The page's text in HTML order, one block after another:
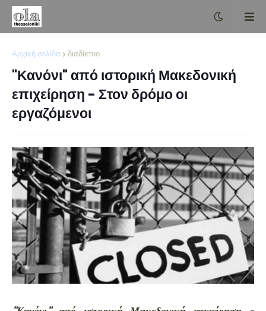
Αρχική σελίδα διαδίκτυο
"Κανόνι" από ιστορική Μακεδονική
επιχείρηση - Στον δρόμο οι
εργαζόμενοι